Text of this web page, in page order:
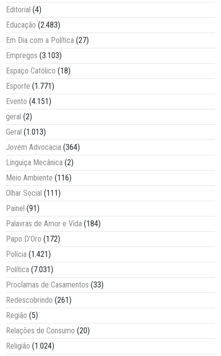
Editorial (4)
Educação (2.483)
Em Dia com a Política (27)
Empregos (3.103)
Espaço Católico (18)
Esporte (1.771)
Evento (4.151)
geral (2)
Geral (1.013)
Jovem Advocacia (364)
Linguiça Mecânica (2)
Meio Ambiente (116)
Olhar Social (111)
Painel (91)
Palavras de Amor e Vida (184)
Papo D'Oro (172)
Polícia (1.421)
Política (7.031)
Proclamas de Casamentos (33)
Redescobrindo (261)
Região (5)
Relações de Consumo (20)
Religião (1.024)